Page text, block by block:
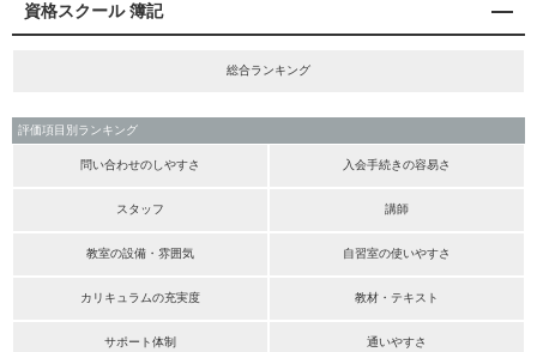
資格スクール 簿記
総合ランキング
評価項目別ランキング
問い合わせのしやすさ 入会手続きの容易さ
スタッフ 講師
教室の設備・雰囲気 自習室の使いやすさ
カリキュラムの充実度 教材・テキスト
サポート体制 通いやすさ